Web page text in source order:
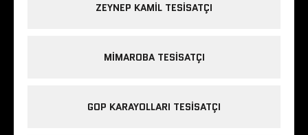
ZEYNEP KAMIL TESISATÇI
MIMAROBA TESISATÇI
GOP KARAYOLLARI TESISATÇI